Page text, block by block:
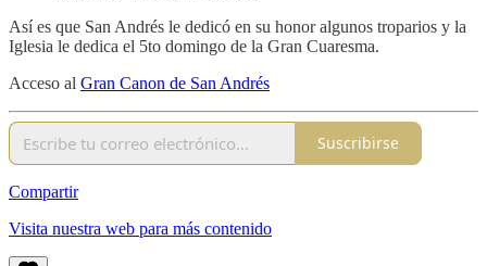
Así es que San Andrés le dedicó en su honor algunos troparios y la
Iglesia le dedica el 5to domingo de la Gran Cuaresma.
Acceso al Gran Canon de San Andrés
Suscribirse
Compartir
Visita nuestra web para más contenido